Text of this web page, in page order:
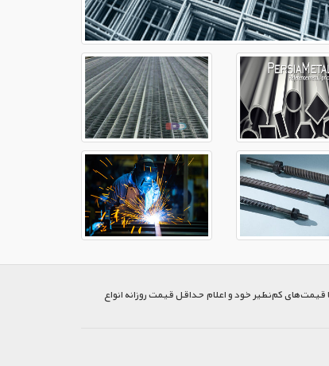
کم‌نظیر خود و اعلام حداقل قیمت روزانه انواع